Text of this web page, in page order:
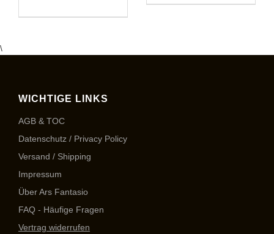
\
WICHTIGE LINKS
AGB & TOC
Datenschutz / Privacy Policy
Versand / Shipping
Impressum
Über Ars Fantasio
FAQ - Häufige Fragen
Vertrag widerrufen